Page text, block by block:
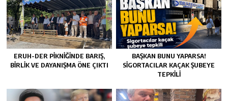
ERUH-DER PIKNIĞINDE BARIŞ,
BIRLIK VE DAYANIŞMA ÖNE ÇIKTI
BAŞKAN BUNU YAPARSA!
SIGORTACILAR KAÇAK ŞUBEYE
TEPKILI